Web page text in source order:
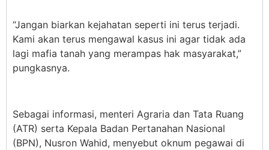
“Jangan biarkan kejahatan seperti ini terus terjadi.
Kami akan terus mengawal kasus ini agar tidak ada
lagi mafia tanah yang merampas hak masyarakat,”
pungkasnya.
Sebagai informasi, menteri Agraria dan Tata Ruang
(ATR) serta Kepala Badan Pertanahan Nasional
(BPN), Nusron Wahid, menyebut oknum pegawai di